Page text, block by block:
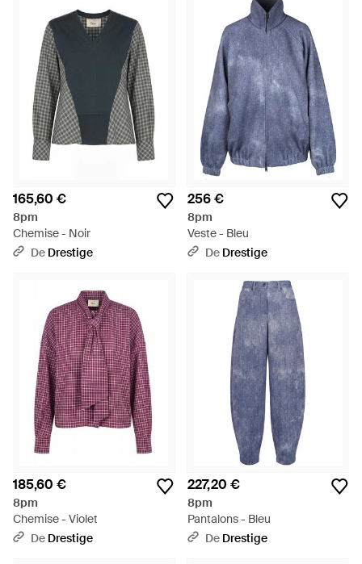
165,60 €
8pm
Chemise - Noir
De Drestige
256 €
8pm
Veste - Bleu
De Drestige
185,60 €
8pm
Chemise - Violet
De Drestige
227,20 €
8pm
Pantalons - Bleu
De Drestige